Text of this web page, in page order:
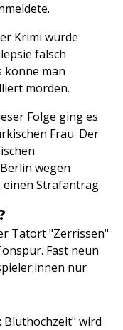
Krimi wurde
falsch
könne man
morden.
Folge ging es
Frau. Der
wegen
Strafantrag.
Tatort "Zerrissen"
Fast neun
nur
Bluthochzeit" wird